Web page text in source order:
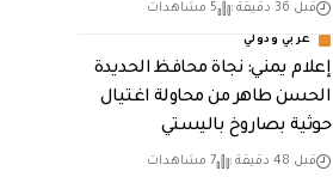
قبل 36 دقيقة 5 مشاهدات
عربي ودولي
إعلام يمني: نجاة محافظ الحديدة
الحسن طاهر من محاولة اغتيال
حوثية بصاروخ باليستي
قبل 48 دقيقة 7 مشاهدات